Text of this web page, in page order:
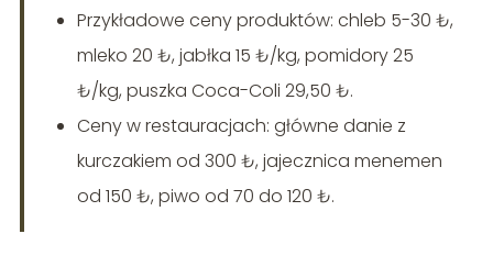
Przykładowe ceny produktów: chleb 5-30 ₺,
mleko 20 ₺, jabłka 15 ₺/kg, pomidory 25
₺/kg, puszka Coca-Coli 29,50 ₺.
Ceny w restauracjach: główne danie z
kurczakiem od 300 ₺, jajecznica menemen
od 150 ₺, piwo od 70 do 120 ₺.